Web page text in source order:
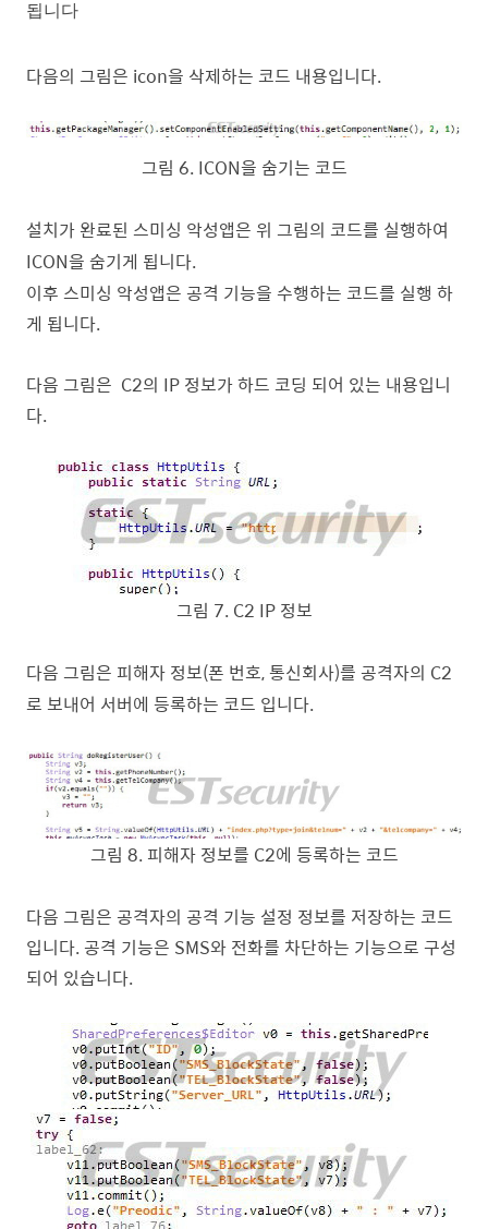
됩니다
다음의 그림은 icon을 삭제하는 코드 내용입니다.
그림 6. ICON을 숨기는 코드
설치가 완료된 스미싱 악성앱은 위 그림의 코드를 실행하여
ICON을 숨기게 됩니다.
이후 스미싱 악성앱은 공격 기능을 수행하는 코드를 실행 하
게 됩니다.
다음 그림은 C2의 IP 정보가 하드 코딩 되어 있는 내용입니
다.
그림 7. C2 IP 정보
다음 그림은 피해자 정보(폰 번호,통신회사)를 공격자의 C2
로 보내어 서버에 등록하는 코드 입니다.
그림 8. 피해자 정보를 C2에 등록하는 코드
다음 그림은 공격자의 공격 기능 설정 정보를 저장하는 코드
입니다.공격 기능은 SMS와 전화를 차단하는 기능으로 구성
되어 있습니다.